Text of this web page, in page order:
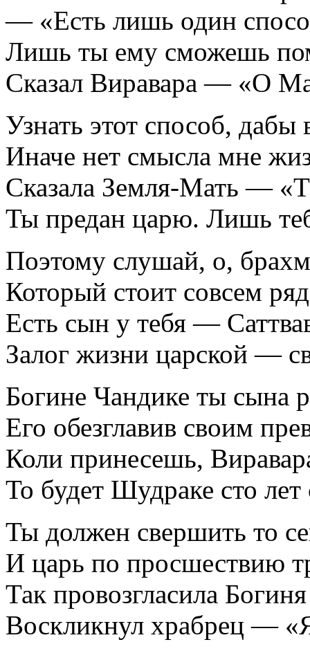
— «Есть лишь один
Лишь ты ему сможешь
Сказал Виравара — «О
Узнать этот способ, дабы
Иначе нет смысла мне
Сказала Земля-Мать —
Ты предан царю. Лишь
Поэтому слушай, о,
Который стоит совсем
Есть сын у тебя —
Залог жизни царской —
Богине Чандике ты сына
Его обезглавив своим
Коли принесешь,
То будет Шудраке сто
Ты должен свершить то
И царь по просшествию
Так провозгласила
Воскликнул храбрец —